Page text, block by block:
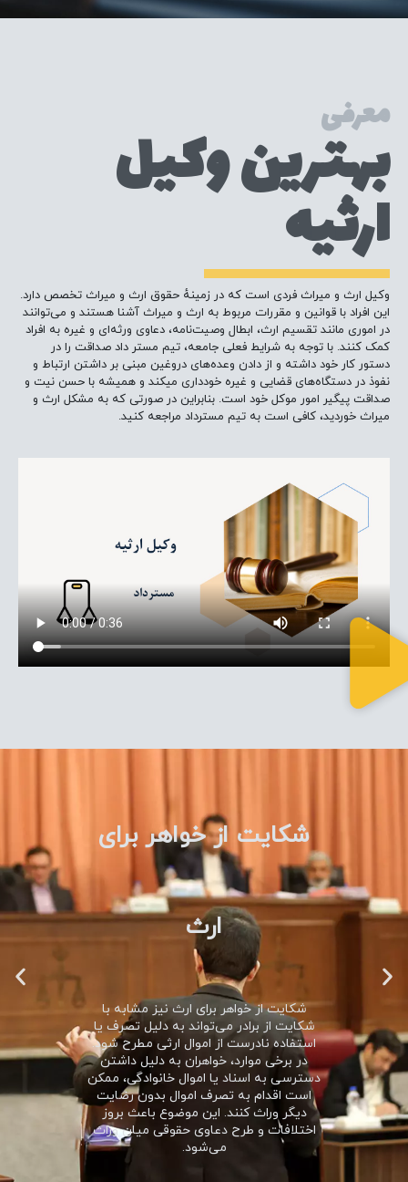
معرفی
بهترین وکیل
ارثیه
وکیل ارث و میراث فردی است که در زمینهٔ حقوق ارث و میراث تخصص دارد.
این افراد با قوانین و مقررات مربوط به ارث و میراث آشنا هستند و می‌توانند
در اموری مانند تقسیم ارث، ابطال وصیت‌نامه، دعاوی ورثه‌ای و غیره به افراد
کمک کنند. با توجه به شرایط فعلی جامعه، تیم مستر داد صداقت را در
دستور کار خود داشته و از دادن وعده‌های دروغین مبنی بر داشتن ارتباط و
نفوذ در دستگاه‌های قضایی و غیره خودداری میکند و همیشه با حسن نیت و
صداقت پیگیر امور موکل خود است. بنابراین در صورتی که به مشکل ارث و
میراث خوردید، کافی است به تیم مسترداد مراجعه کنید.
شکایت از خواهر برای
ارث
شکایت از خواهر برای ارث نیز مشابه با
شکایت از برادر می‌تواند به دلیل تصرف یا
استفاده نادرست از اموال ارثی مطرح شود.
در برخی موارد، خواهران به دلیل داشتن
دسترسی به اسناد یا اموال خانوادگی، ممکن
است اقدام به تصرف اموال بدون رضایت
دیگر وراث کنند. این موضوع باعث بروز
اختلافات و طرح دعاوی حقوقی میان وراث
می‌شود.